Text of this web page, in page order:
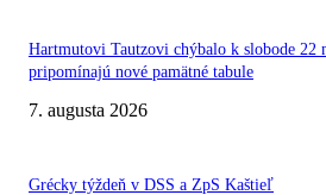
Hartmutovi Tautzovi chýbalo k slobode
pripomínajú nové pamätné tabule
7. augusta 2026
Grécky týždeň v DSS a ZpS Kaštieľ